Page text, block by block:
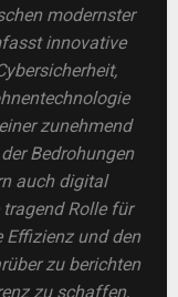
modernster
innovative
zunehmend
Bedrohungen
auch digital
Rolle für
und den
zu berichten
zu schaffen,